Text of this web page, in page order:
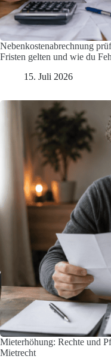
Nebenkostenabrechnung
Fristen gelten und wie du
15. Juli 2026
Mieterhöhung: Rechte und
Mietrecht